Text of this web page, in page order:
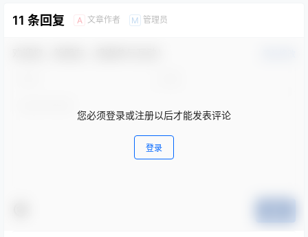
11 条回复 A 文章作者 M 管理员
您必须登录或注册以后才能发表评论
登录